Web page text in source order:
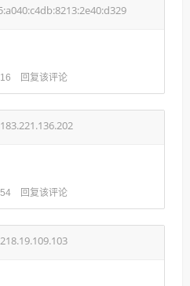
回复该评论
回复该评论